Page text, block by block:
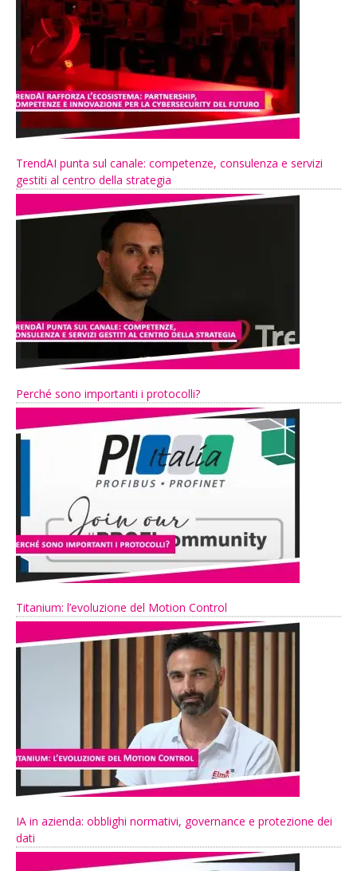
TrendAI punta sul canale: competenze, consulenza e servizi
gestiti al centro della strategia
Perché sono importanti i protocolli?
Titanium: l’evoluzione del Motion Control
IA in azienda: obblighi normativi, governance e protezione dei
dati